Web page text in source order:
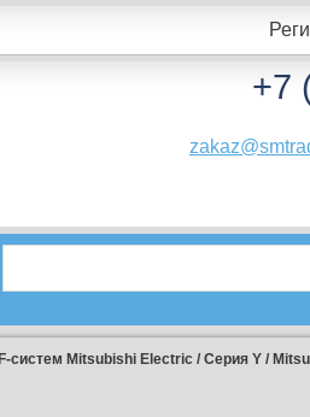
+7
систем Мitsubishi Еlectric / Серия Y /